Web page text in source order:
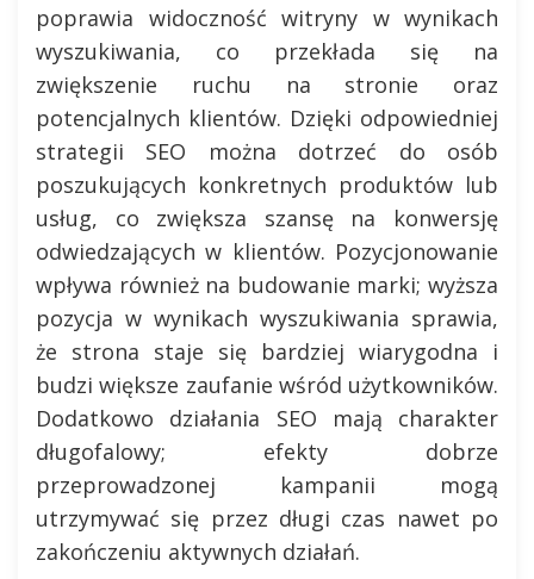
poprawia widoczność witryny w wynikach
wyszukiwania, co przekłada się na
zwiększenie ruchu na stronie oraz
potencjalnych klientów. Dzięki odpowiedniej
strategii SEO można dotrzeć do osób
poszukujących konkretnych produktów lub
usług, co zwiększa szansę na konwersję
odwiedzających w klientów. Pozycjonowanie
wpływa również na budowanie marki; wyższa
pozycja w wynikach wyszukiwania sprawia,
że strona staje się bardziej wiarygodna i
budzi większe zaufanie wśród użytkowników.
Dodatkowo działania SEO mają charakter
długofalowy; efekty dobrze
przeprowadzonej kampanii mogą
utrzymywać się przez długi czas nawet po
zakończeniu aktywnych działań.